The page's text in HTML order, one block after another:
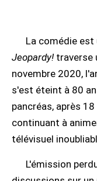
La comédie est
Jeopardy! traverse
novembre 2020,
s'est éteint à 80
pancréas, après
continuant à
télévisuel
L'émission